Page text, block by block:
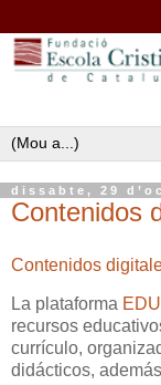
dissabte, 29
Contenidos
Contenidos
La plataforma
recursos
currículo,
didácticos,